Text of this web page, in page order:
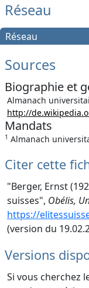
Réseau
Réseau
Sources
Biographie et
Almanach
http://
Mandats
1 Almanach
Citer cette
"Berger, Ernst
suisses", Obélis,
https://
(version du
Versions
Si vous cherchez